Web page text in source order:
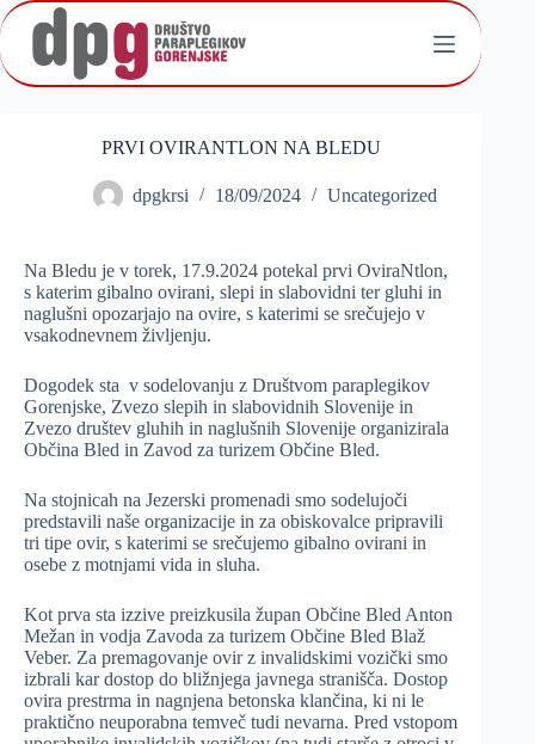
Skip
to
content
PRVI OVIRANTLON NA BLEDU
dpgkrsi 18/09/2024 Uncategorized
Na Bledu je v torek, 17.9.2024 potekal prvi OviraNtlon,
s katerim gibalno ovirani, slepi in slabovidni ter gluhi in
naglušni opozarjajo na ovire, s katerimi se srečujejo v
vsakodnevnem življenju.
Dogodek sta v sodelovanju z Društvom paraplegikov
Gorenjske, Zvezo slepih in slabovidnih Slovenije in
Zvezo društev gluhih in naglušnih Slovenije organizirala
Občina Bled in Zavod za turizem Občine Bled.
Na stojnicah na Jezerski promenadi smo sodelujoči
predstavili naše organizacije in za obiskovalce pripravili
tri tipe ovir, s katerimi se srečujemo gibalno ovirani in
osebe z motnjami vida in sluha.
Kot prva sta izzive preizkusila župan Občine Bled Anton
Mežan in vodja Zavoda za turizem Občine Bled Blaž
Veber. Za premagovanje ovir z invalidskimi vozički smo
izbrali kar dostop do bližnjega javnega stranišča. Dostop
ovira prestrma in nagnjena betonska klančina, ki ni le
praktično neuporabna temveč tudi nevarna. Pred vstopom